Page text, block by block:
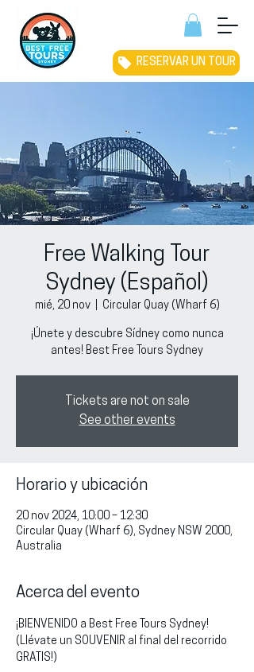
RESERVAR UN TOUR
Free Walking Tour
Sydney (Español)
mié, 20 nov
  |
Circular Quay (Wharf 6)
¡Únete y descubre Sídney como nunca
antes! Best Free Tours Sydney
Tickets are not on sale
See other events
Horario y ubicación
20 nov 2024, 10:00 – 12:30
Circular Quay (Wharf 6), Sydney NSW 2000,
Australia
Acerca del evento
¡BIENVENIDO a Best Free Tours Sydney!
(Llévate un SOUVENIR al final del recorrido
GRATIS!)